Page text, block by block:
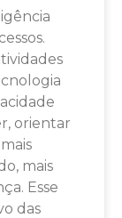
orientar
mais
Esse
das